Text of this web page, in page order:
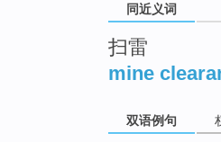
同近义词
扫雷
mine
双语例句